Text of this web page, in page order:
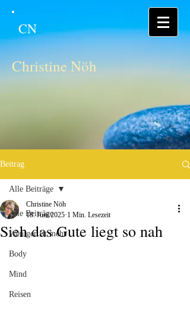
CN
Christine Nöh
Beitrag
Alle Beiträge
Weniger ist mehr
Body
Mind
Reisen
Alle Beiträge
Sieh das Gute liegt so nah
Christine Nöh
18. Juni 2025 1 Min. Lesezeit